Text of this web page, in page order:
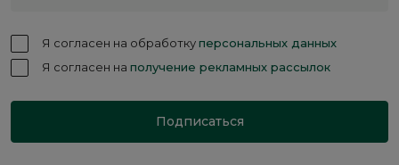
Я согласен на обработкуперсональных данных
Я согласен на получение рекламных рассылок
Подписаться